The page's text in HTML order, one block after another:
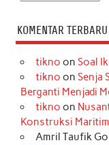
KOMENTAR TERBARU
tikno on Soal
tikno on Senja
Berganti Menjadi
tikno on
Konstruksi
Amril Taufik